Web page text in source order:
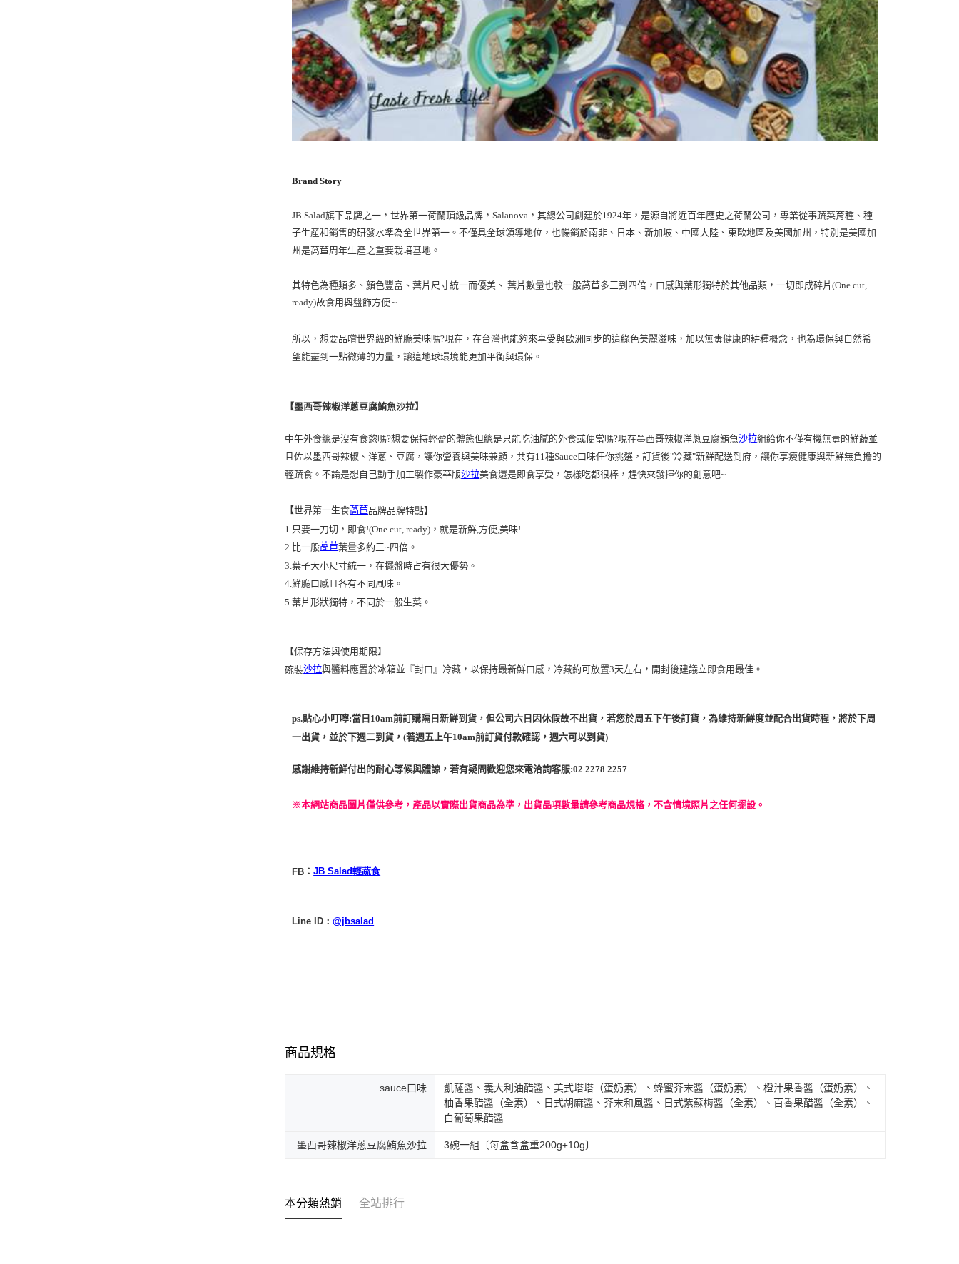
Brand Story
JB Salad旗下品牌之一，世界第一荷蘭頂級品牌，Salanova，其總公司創建於1924年，是源自將近百年歷史之荷蘭公司，專業從事蔬菜育種、種
子生産和銷售的研發水準為全世界第一。不僅具全球領導地位，也暢銷於南非、日本、新加坡、中國大陸、東歐地區及美國加州，特別是美國加
州是萵苣周年生產之重要栽培基地。
其特色為種類多、顏色豐富、葉片尺寸統一而優美、 葉片數量也較一般萵苣多三到四倍，口感與葉形獨特於其他品類，一切即成碎片(One cut,
ready)故食用與盤飾方便 ~
所以，想要品嚐世界級的鮮脆美味嗎?現在，在台灣也能夠來享受與歐洲同步的這綠色美麗滋味，加以無毒健康的耕種概念，也為環保與自然希
望能盡到一點微薄的力量，讓這地球環境能更加平衡與環保。
【墨西哥辣椒洋蔥豆腐鮪魚沙拉】
中午外食總是沒有食慾嗎?想要保持輕盈的體態但總是只能吃油膩的外食或便當嗎?現在墨西哥辣椒洋蔥豆腐鮪魚沙拉組給你不僅有機無毒的鮮蔬並
且佐以墨西哥辣椒 、洋蔥 、 豆腐 ，讓你營養與美味兼顧，共有11種Sauce口味任你挑選，訂貨後"冷藏"新鮮配送到府，讓你享瘦健康與新鮮無負擔的
輕蔬食。不論是想自己動手加工製作豪華版沙拉美食還是即食享受，怎樣吃都很棒，趕快來發揮你的創意吧~
【世界第一生食萵苣品牌品牌特點】
1.只要一刀切，即食!(One cut, ready)，就是新鮮,方便,美味!
2.比一般萵苣葉量多約三~四倍。
3.葉子大小尺寸統一，在擺盤時占有很大優勢。
4.鮮脆口感且各有不同風味。
5.葉片形狀獨特，不同於一般生菜。
【保存方法與使用期限】
碗裝沙拉與醬料應置於冰箱並『封口』冷藏，以保持最新鮮口感，冷藏約可放置3天左右，開封後建議立即食用最佳。
ps.貼心小叮嚀:當日10am前訂購隔日新鮮到貨，但公司六日因休假故不出貨，若您於周五下午後訂貨，為維持新鮮度並配合出貨時程，將於下周
一出貨，並於下週二到貨，(若週五上午10am前訂貨付款確認，週六可以到貨)
感謝維持新鮮付出的耐心等候與體諒，若有疑問歡迎您來電洽詢客服:02 2278 2257
※本網站商品圖片僅供參考，產品以實際出貨商品為準，出貨品項數量請參考商品規格，不含情境照片之任何擺設。
FB ：JB Salad輕蔬食
Line ID：@jbsalad
商品規格
sauce口味
凱薩醬、義大利油醋醬、美式塔塔（蛋奶素）、蜂蜜芥末醬（蛋奶素）、橙汁果香醬（蛋奶素）、
柚香果醋醬（全素）、日式胡麻醬、芥末和風醬、日式紫蘇梅醬（全素）、百香果醋醬（全素）、
白葡萄果醋醬
墨西哥辣椒洋蔥豆腐鮪魚沙拉 3碗一組〔每盒含盒重200g±10g〕
本分類熱銷 全站排行